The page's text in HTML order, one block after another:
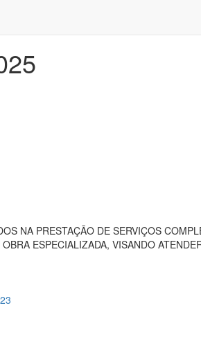
NA PRESTAÇÃO DE SERVIÇOS
ESPECIALIZADA, VISANDO